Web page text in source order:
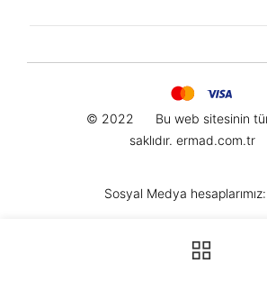
© 2022 Bu web sitesinin t
saklıdır. ermad.com.tr
Sosyal Medya hesaplarımız: